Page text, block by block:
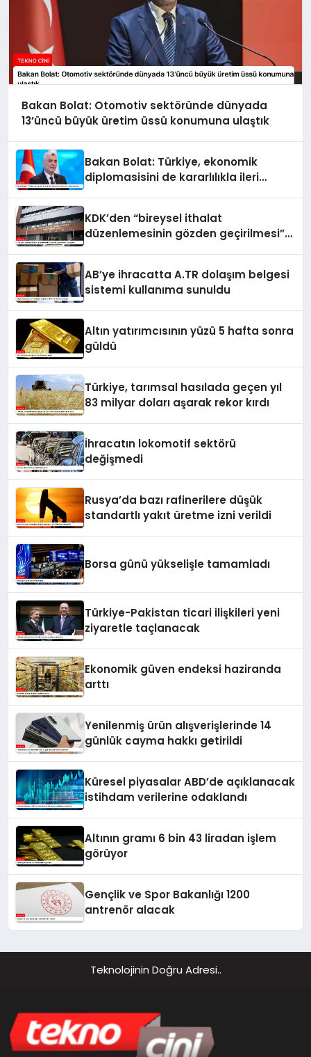
Bakan Bolat: Otomotiv sektöründe dünyada
13’üncü büyük üretim üssü konumuna ulaştık
Bakan Bolat: Türkiye, ekonomik
diplomasisini de kararlılıkla ileri
KDK’den “bireysel ithalat
düzenlemesinin gözden geçirilmesi”
AB’ye ihracatta A.TR dolaşım belgesi
sistemi kullanıma sunuldu
Altın yatırımcısının yüzü 5 hafta sonra
güldü
Türkiye, tarımsal hasılada geçen yıl
83 milyar doları aşarak rekor kırdı
İhracatın lokomotif sektörü
değişmedi
Rusya’da bazı rafinerilere düşük
standartlı yakıt üretme izni verildi
Borsa günü yükselişle tamamladı
Türkiye-Pakistan ticari ilişkileri yeni
ziyaretle taçlanacak
Ekonomik güven endeksi haziranda
arttı
Yenilenmiş ürün alışverişlerinde 14
günlük cayma hakkı getirildi
Küresel piyasalar ABD’de açıklanacak
istihdam verilerine odaklandı
Altının gramı 6 bin 43 liradan işlem
görüyor
Gençlik ve Spor Bakanlığı 1200
antrenör alacak
Teknolojinin Doğru Adresi..